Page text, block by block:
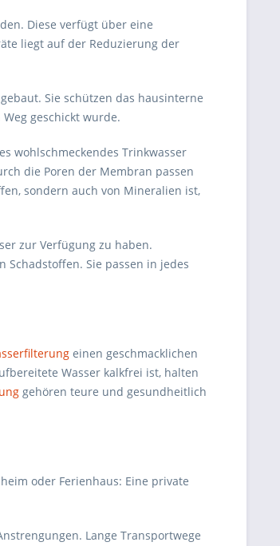
Diese verfügt über eine
liegt auf der Reduzierung der
Sie schützen das hausinterne
geschickt wurde.
wohlschmeckendes Trinkwasser
die Poren der Membran passen
sondern auch von Mineralien ist,
zur Verfügung zu haben.
Sie passen in jedes
einen geschmacklichen
Wasser kalkfrei ist, halten
gehören teure und gesundheitlich
oder Ferienhaus: Eine private
Lange Transportwege